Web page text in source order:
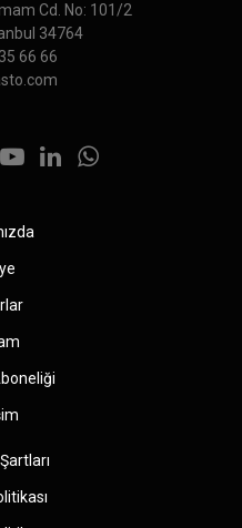
Cd. No: 101/2
34764
66 66
YouTubeLinkedInWhatsApp